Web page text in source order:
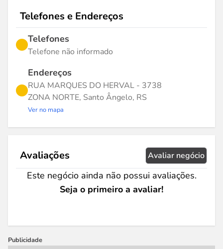
Telefones e Endereços
Telefones
Telefone não informado
Endereços
RUA MARQUES DO HERVAL - 3738
ZONA NORTE, Santo Ângelo, RS
Ver no mapa
Avaliações Avaliar negócio
Este negócio ainda não possui avaliações.
Seja o primeiro a avaliar!
Publicidade